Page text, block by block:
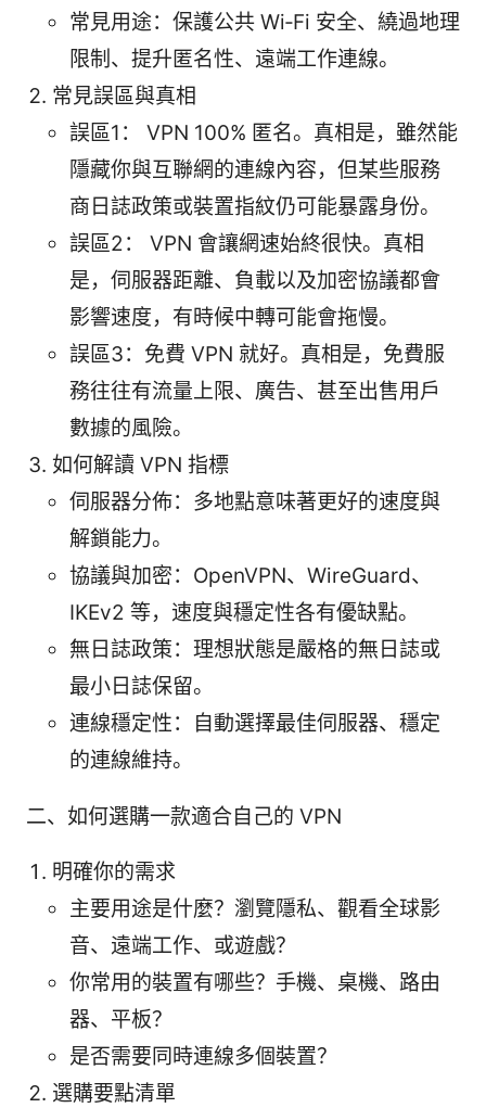
常見用途：保護公共 Wi‑Fi 安全、繞過地理
限制、提升匿名性、遠端工作連線。
常見誤區與真相
誤區1： VPN 100% 匿名。真相是，雖然能
隱藏你與互聯網的連線內容，但某些服務
商日誌政策或裝置指紋仍可能暴露身份。
誤區2： VPN 會讓網速始終很快。真相
是，伺服器距離、負載以及加密協議都會
影響速度，有時候中轉可能會拖慢。
誤區3：免費 VPN 就好。真相是，免費服
務往往有流量上限、廣告、甚至出售用戶
數據的風險。
如何解讀 VPN 指標
伺服器分佈：多地點意味著更好的速度與
解鎖能力。
協議與加密：OpenVPN、WireGuard、
IKEv2 等，速度與穩定性各有優缺點。
無日誌政策：理想狀態是嚴格的無日誌或
最小日誌保留。
連線穩定性：自動選擇最佳伺服器、穩定
的連線維持。
二、如何選購一款適合自己的 VPN
明確你的需求
主要用途是什麼？瀏覽隱私、觀看全球影
音、遠端工作、或遊戲？
你常用的裝置有哪些？手機、桌機、路由
器、平板？
是否需要同時連線多個裝置？
選購要點清單